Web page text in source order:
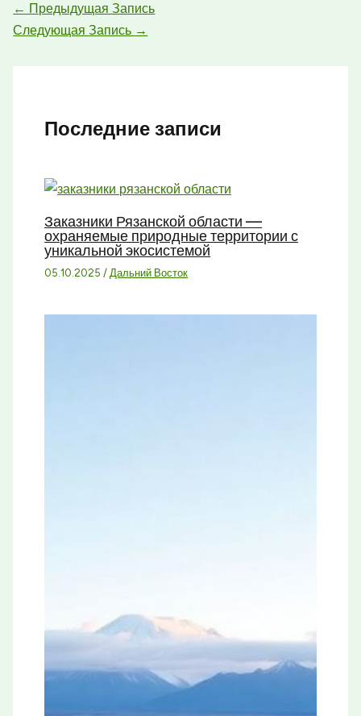
← Предыдущая Запись
Следующая Запись →
Последние записи
Заказники Рязанской области —
охраняемые природные территории с
уникальной экосистемой
05.10.2025/Дальний Восток